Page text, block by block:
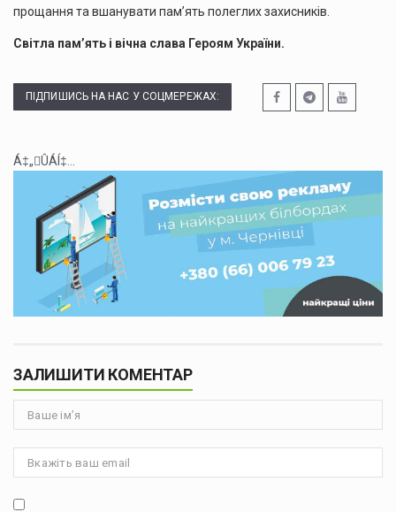
прощання та вшанувати пам’ять полеглих захисників.
Світла пам’ять і вічна слава Героям України.
ПІДПИШИСЬ НА НАС У СОЦМЕРЕЖАХ:
Á‡„ÛÁÍ‡...
ЗАЛИШИТИ КОМЕНТАР